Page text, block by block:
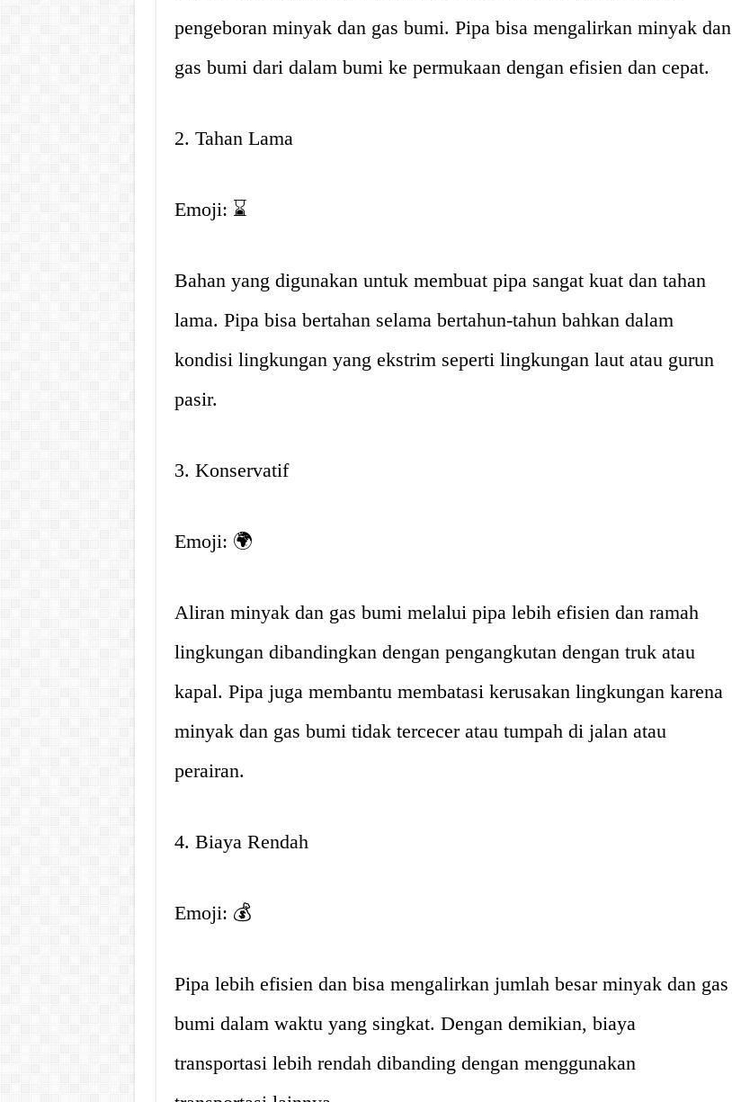
pengeboran minyak dan gas bumi. Pipa bisa mengalirkan minyak dan
gas bumi dari dalam bumi ke permukaan dengan efisien dan cepat.
2. Tahan Lama
Emoji: ⌛
Bahan yang digunakan untuk membuat pipa sangat kuat dan tahan
lama. Pipa bisa bertahan selama bertahun-tahun bahkan dalam
kondisi lingkungan yang ekstrim seperti lingkungan laut atau gurun
pasir.
3. Konservatif
Emoji: 🌍
Aliran minyak dan gas bumi melalui pipa lebih efisien dan ramah
lingkungan dibandingkan dengan pengangkutan dengan truk atau
kapal. Pipa juga membantu membatasi kerusakan lingkungan karena
minyak dan gas bumi tidak tercecer atau tumpah di jalan atau
perairan.
4. Biaya Rendah
Emoji: 💰
Pipa lebih efisien dan bisa mengalirkan jumlah besar minyak dan gas
bumi dalam waktu yang singkat. Dengan demikian, biaya
transportasi lebih rendah dibanding dengan menggunakan